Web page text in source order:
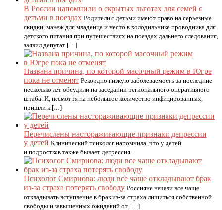
В России напомнили о скрытых льготах для семей с
детьми в поездах Родители с детьми имеют право на серьезные
скидки, манеж для младенца и место в холодильнике проводника для
детского питания при путешествиях на поездах дальнего следования,
заявил депутат […]
Названа причина, по которой масочный режим в Югре
пока не отменят Рекордно низкую заболеваемость за последние
несколько лет обсудили на заседании регионального оперативного
штаба. И, несмотря на небольшое количество инфицированных,
пришли к […]
Перечислены настораживающие признаки депрессии
у детей Клинический психолог напомнила, что у детей
и подростков также бывает депрессия.
Психолог Смирнова: люди все чаще откладывают брак
из-за страха потерять свободу Россияне начали все чаще
откладывать вступление в брак из-за страха лишиться собственной
свободы и завышенных ожиданий от […]